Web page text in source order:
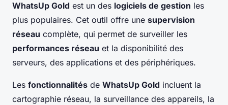
WhatsUp Gold est un des logiciels de gestion les
plus populaires. Cet outil offre une supervision
réseau complète, qui permet de surveiller les
performances réseau et la disponibilité des
serveurs, des applications et des périphériques.
Les fonctionnalités de WhatsUp Gold incluent la
cartographie réseau, la surveillance des appareils, la